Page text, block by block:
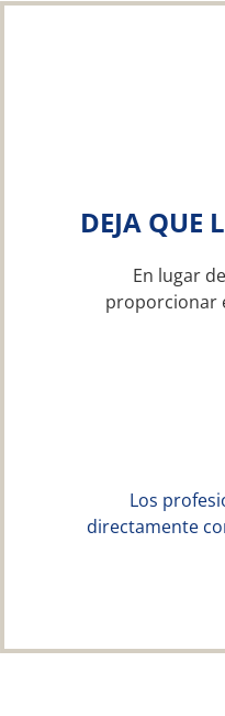
DEJA QUE
En lugar
proporcionar
Los
directamente